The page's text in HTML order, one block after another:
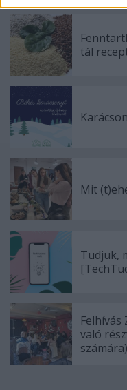
tál
Mit
Tudjuk,
való
számára)